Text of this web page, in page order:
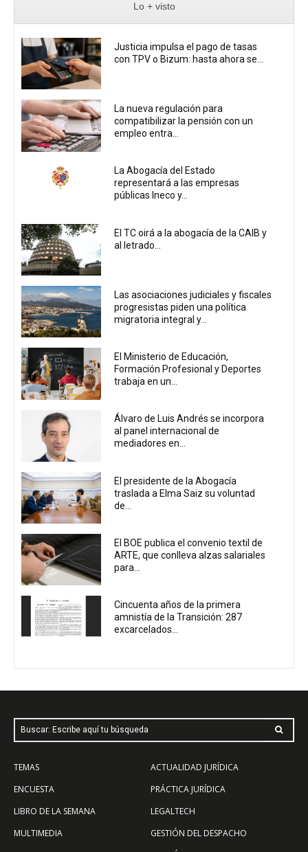
Lo + visto
Justicia impulsa el pago de tasas
con TPV o Bizum: hasta ahora se...
La nueva regulación para
compatibilizar la pensión con un
empleo entra...
La Abogacía del Estado
representará a las empresas
públicas Ineco y...
El TC oirá a la abogacía de la CAIB y
al letrado...
Las asociaciones judiciales y fiscales
progresistas piden una política
migratoria integral y...
El Ministerio de Educación,
Formación Profesional y Deportes
trabaja en un...
Álvaro de Luis Andrés se incorpora
al panel internacional de
mediadores en...
El presidente de la Abogacía
traslada a Elma Saiz su voluntad
de...
El BOE publica el convenio textil de
ARTE, que conlleva alzas salariales
para...
Cincuenta años de la primera
amnistía de la Transición: 287
excarcelados...
Buscar: Escribe aquí tu búsqueda
TEMAS
ENCUESTA
LIBRO DE LA SEMANA
MULTIMEDIA
ACTUALIDAD JURÍDICA
PRÁCTICA JURÍDICA
LEGALTECH
GESTIÓN DEL DESPACHO